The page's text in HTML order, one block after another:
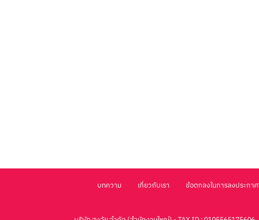
บทความ เกี่ยวกับเรา ข้อตกลงในการลงประกาศ